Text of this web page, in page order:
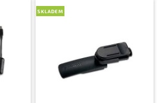
SKLADEM